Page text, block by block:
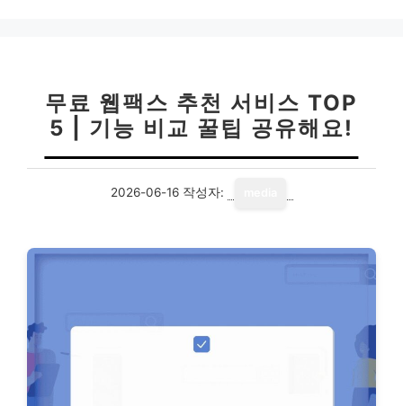
무료 웹팩스 추천 서비스 TOP
5 | 기능 비교 꿀팁 공유해요!
2026-06-16 작성자: